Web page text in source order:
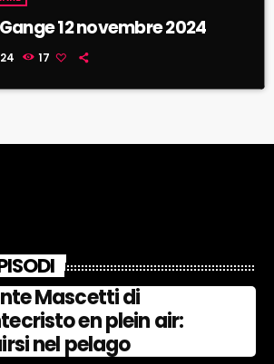
12 novembre 2024
17
Mascetti di
en plein air:
nel pelago